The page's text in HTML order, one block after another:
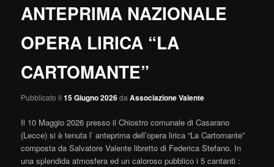
ANTEPRIMA NAZIONALE
OPERA LIRICA “LA
CARTOMANTE”
Pubblicato il15 Giugno 2026daAssociazione Valente
Il 10 Maggio 2026 presso il Chiostro comunale di Casarano
(Lecce) si è tenuta l’ anteprima dell’opera lirica “La Cartomante”
composta da Salvatore Valente libretto di Federica Stefano. In
una splendida atmosfera ed un caloroso pubblico i 5 cantanti :